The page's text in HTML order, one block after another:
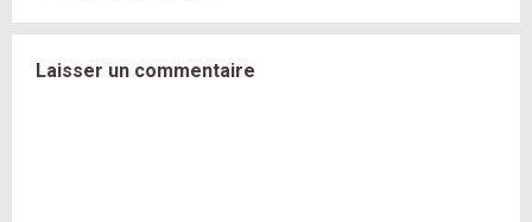
Laisser un commentaire